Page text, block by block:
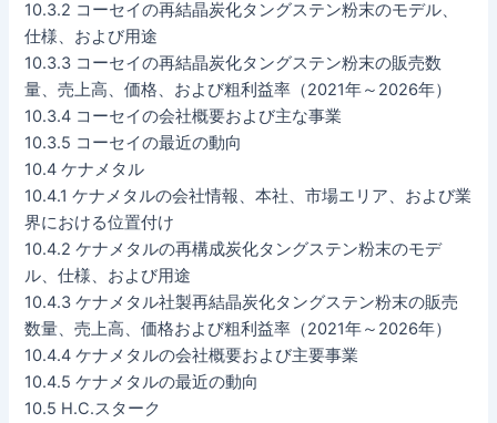
10.3.2 コーセイの再結晶炭化タングステン粉末のモデル、
仕様、および用途
10.3.3 コーセイの再結晶炭化タングステン粉末の販売数
量、売上高、価格、および粗利益率（2021年～2026年）
10.3.4 コーセイの会社概要および主な事業
10.3.5 コーセイの最近の動向
10.4 ケナメタル
10.4.1 ケナメタルの会社情報、本社、市場エリア、および業
界における位置付け
10.4.2 ケナメタルの再構成炭化タングステン粉末のモデ
ル、仕様、および用途
10.4.3 ケナメタル社製再結晶炭化タングステン粉末の販売
数量、売上高、価格および粗利益率（2021年～2026年）
10.4.4 ケナメタルの会社概要および主要事業
10.4.5 ケナメタルの最近の動向
10.5 H.C.スターク